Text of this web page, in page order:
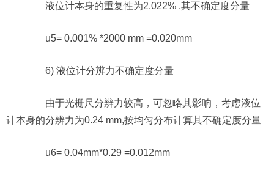
液位计本身的重复性为2.022% ,其不确定度分量
u5= 0.001% *2000 mm =0.020mm
6) 液位计分辨力不确定度分量
由于光栅尺分辨力较高，可忽略其影响，考虑液位
计本身的分辨力为0.24 mm,按均匀分布计算其不确定度分量
u6= 0.04mm*0.29 =0.012mm